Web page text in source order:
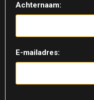
Achternaam:
E-mailadres: